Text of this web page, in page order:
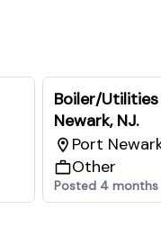
Boiler/
Newark, NJ.
Port
Other
Posted 4 months